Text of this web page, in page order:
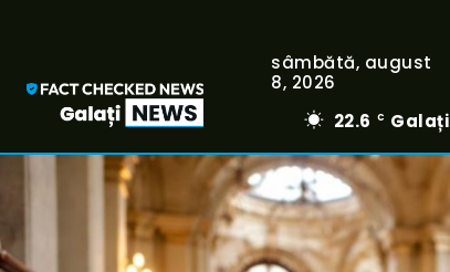
sâmbătă, august
8, 2026
22.6
C Galați